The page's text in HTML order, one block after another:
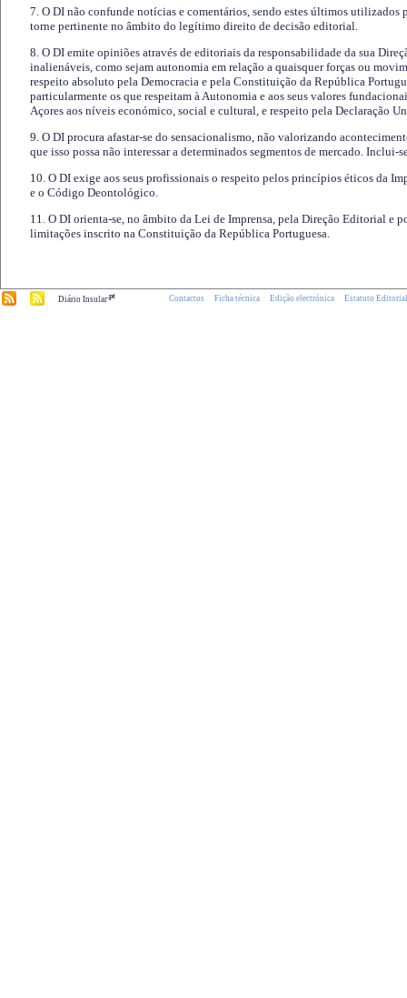
7. O DI não confunde notícias e comentários, sendo estes últimos utilizados
torne pertinente no âmbito do legítimo direito de decisão editorial.
8. O DI emite opiniões através de editoriais da responsabilidade da sua
inalienáveis, como sejam autonomia em relação a quaisquer forças ou
respeito absoluto pela Democracia e pela Constituição da República
particularmente os que respeitam à Autonomia e aos seus valores
Açores aos níveis económico, social e cultural, e respeito pela Declaração
9. O DI procura afastar-se do sensacionalismo, não valorizando
que isso possa não interessar a determinados segmentos de mercado.
10. O DI exige aos seus profissionais o respeito pelos princípios éticos da
e o Código Deontológico.
11. O DI orienta-se, no âmbito da Lei de Imprensa, pela Direção Editorial e
limitações inscrito na Constituição da República Portuguesa.
Diário Insular.pt Contactos Ficha técnica Edição electrónica Estatuto Editorial